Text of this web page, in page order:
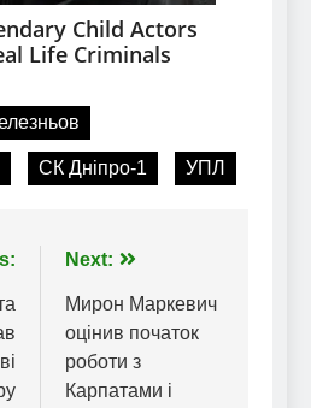
СК Дніпро-1 УПЛ
Next:
Мирон Маркевич
оцінив початок
роботи з
Карпатами і